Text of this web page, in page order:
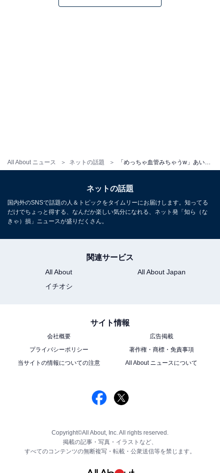
All About ニュース ネットの話題
ネットの話題
国内外のSNSで話題の人＆トピックをタイムリーにお届けします。知ってる
だけでちょっと得する、なんだか楽しい気分になれる、ネット発「知ら（な
きゃ）損」ニュースが盛りだくさん。
関連サービス
All About
All About Japan
イチオシ
サイト情報
会社概要
広告掲載
プライバシーポリシー
著作権・商標・免責事項
当サイトの情報についての注意
All About ニュースについて
Copyright©All About, Inc. All rights reserved.
掲載の記事・写真・イラストなど、
すべてのコンテンツの無断複写・転載・公衆送信等を禁じます。